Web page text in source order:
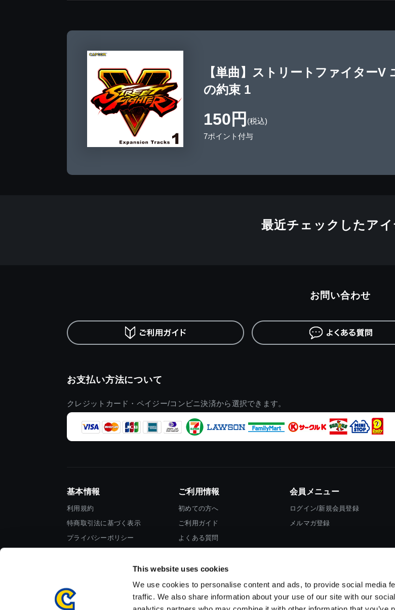
This website uses cookies
We use cookies to personalise content and ads, to provide social media
traffic. We also share information about your use of our site with our
【単曲】ストリートファイター
の約束 1
150円 (税込)
7ポイント付与
最近チェックしたアイ
お支払い方法について
クレジットカード・ペイジー/コンビニ決済から選択できます。
お問い合わせ
基本情報
利用規約
特商取引法に基づく表示
プライバシーポリシー
ご利用情報
初めての方へ
ご利用ガイド
よくある質問
会員メニュー
ログイン/新規会員登録
メルマガ登録